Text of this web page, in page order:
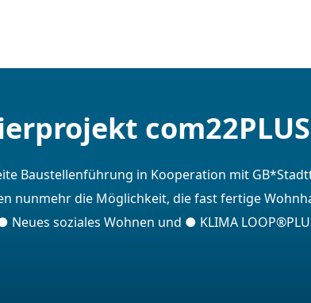
com22PLUS
Baustellenführung in Kooperation mit
nunmehr die Möglichkeit, die fast fertige
soziales Wohnen und ● KLIMA